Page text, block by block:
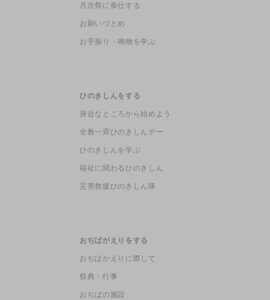
月次祭に奉仕する
お願いづとめ
お手振り・鳴物を学ぶ
ひのきしんをする
身近なところから始めよう
全教一斉ひのきしんデー
ひのきしんを学ぶ
福祉に関わるひのきしん
災害救援ひのきしん隊
おぢばがえりをする
おぢばがえりに際して
祭典・行事
おぢばの施設